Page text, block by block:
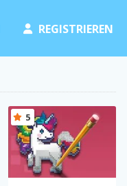
REGISTRIEREN
5